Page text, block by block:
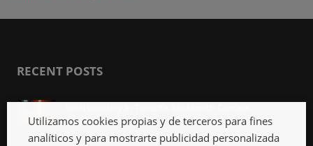
RECENT POSTS
Apr 12th, 2018
Utilizamos cookies propias y de terceros para fines
analíticos y para mostrarte publicidad personalizada